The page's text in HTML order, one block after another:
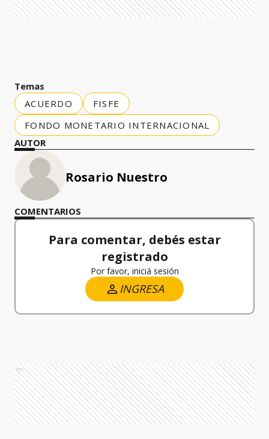
Temas
ACUERDO
FISFE
FONDO MONETARIO INTERNACIONAL
AUTOR
Rosario Nuestro
COMENTARIOS
Para comentar, debés estar
registrado
Por favor, iniciá sesión
INGRESA
Ads